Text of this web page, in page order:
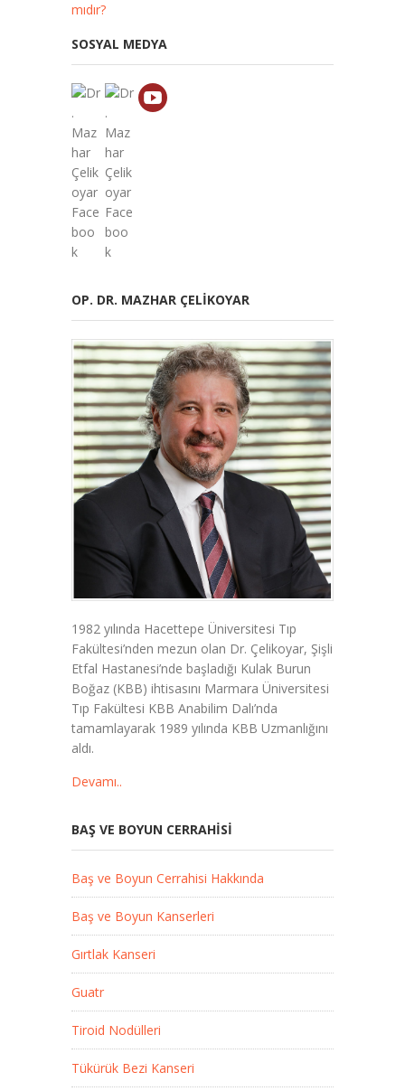
mıdır?
SOSYAL MEDYA
OP. DR. MAZHAR ÇELIKOYAR
1982 yılında Hacettepe Üniversitesi Tıp
Fakültesi’nden mezun olan Dr. Çelikoyar, Şişli
Etfal Hastanesi’nde başladığı Kulak Burun
Boğaz (KBB) ihtisasını Marmara Üniversitesi
Tıp Fakültesi KBB Anabilim Dalı’nda
tamamlayarak 1989 yılında KBB Uzmanlığını
aldı.
Devamı..
BAŞ VE BOYUN CERRAHISI
Baş ve Boyun Cerrahisi Hakkında
Baş ve Boyun Kanserleri
Gırtlak Kanseri
Guatr
Tiroid Nodülleri
Tükürük Bezi Kanseri